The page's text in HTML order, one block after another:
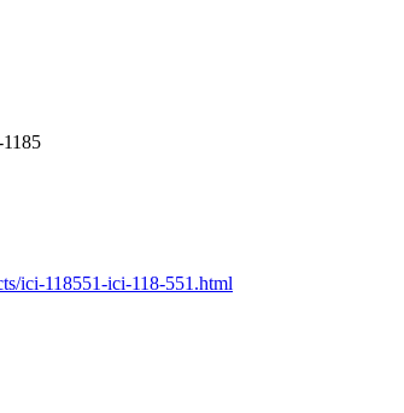
ici-118551-ici-118-551.html